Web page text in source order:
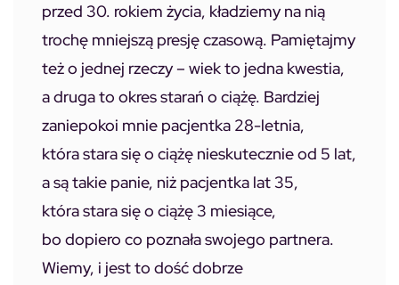
przed 30. rokiem życia, kładziemy na nią
trochę mniejszą presję czasową. Pamiętajmy
też o jednej rzeczy – wiek to jedna kwestia,
a druga to okres starań o ciążę. Bardziej
zaniepokoi mnie pacjentka 28-letnia,
która stara się o ciążę nieskutecznie od 5 lat,
a są takie panie, niż pacjentka lat 35,
która stara się o ciążę 3 miesiące,
bo dopiero co poznała swojego partnera.
Wiemy, i jest to dość dobrze